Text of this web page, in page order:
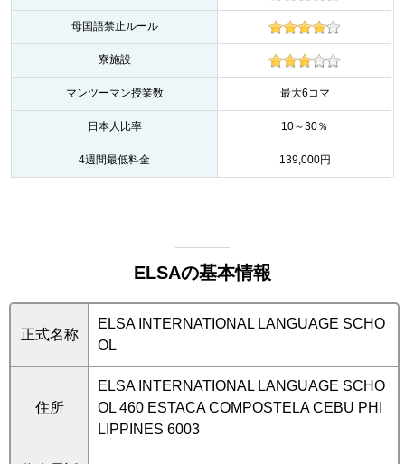
母国語禁止ルール
寮施設
マンツーマン授業数 最大6コマ
日本人比率 10～30％
4週間最低料金 139,000円
ELSAの基本情報
正式名称
ELSA INTERNATIONAL LANGUAGE SCHO
OL
住所
ELSA INTERNATIONAL LANGUAGE SCHO
OL 460 ESTACA COMPOSTELA CEBU PHI
LIPPINES 6003